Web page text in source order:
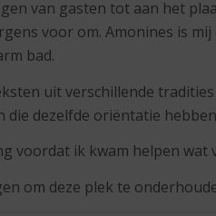
van gasten tot aan het
voor om. Amonines is
bad.
uit verschillende
die dezelfde oriëntatie
voordat ik kwam helpen wat
om deze plek te